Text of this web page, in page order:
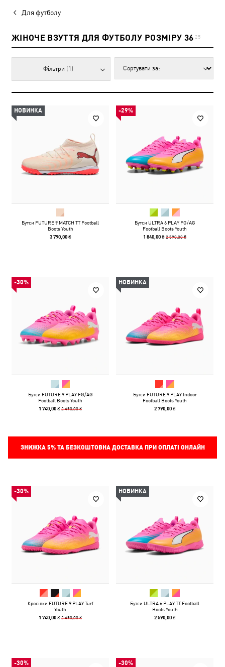
Для футболу
ЖІНОЧЕ ВЗУТТЯ ДЛЯ ФУТБОЛУ РОЗМІРУ 36 25
Фільтри (1)
НОВИНКА
Бутси FUTURE 9 MATCH TT Football
Boots Youth
3 790,00 ₴
-29%
Бутси ULTRA 6 PLAY FG/AG
Football Boots Youth
1 840,00 ₴2 590,00 ₴
-30%
Бутси FUTURE 9 PLAY FG/AG
Football Boots Youth
1 740,00 ₴2 490,00 ₴
НОВИНКА
Бутси FUTURE 9 PLAY Indoor
Football Boots Youth
2 790,00 ₴
ЗНИЖКА 5%ТА БЕЗКОШТОВНА ДОСТАВКА ПРИ ОПЛАТІ ОНЛАЙН
-30%
Кросівки FUTURE 9 PLAY Turf
Youth
1 740,00 ₴2 490,00 ₴
НОВИНКА
Бутси ULTRA 6 PLAY TT Football
Boots Youth
2 590,00 ₴
-30% -30%